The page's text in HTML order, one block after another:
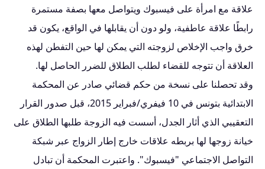
علاقة مع امرأة على فيسبوك ويتواصل معها بصفة مستمرة
رابطًا علاقة عاطفية، ولو دون أن يقابلها في الواقع، يكون قد
خرق واجب الإخلاص لزوجته التي يمكن لها حين التفطن لهذه
العلاقة أن تتوجه للقضاء لطلب الطلاق للضرر الحاصل لها.
وقد تحصلنا على نسخة من حكم قضائي صادر عن المحكمة
الابتدائية بتونس في 10 فيفري/فبراير 2015، قبل صدور القرار
التعقيبي الذي أثار الجدل، أسست فيه الزوجة طلبها الطلاق على
خيانة زوجها لها بربطه علاقات خارج إطار الزواج عبر شبكة
التواصل الاجتماعي "فيسبوك". واعتبرت المحكمة أن تبادل